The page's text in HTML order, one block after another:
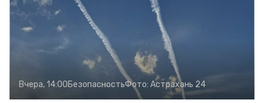
Вчера, 14:00БезопасностьФото: Астрахань 24